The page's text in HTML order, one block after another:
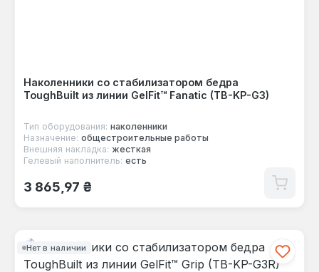
Наколенники со стабилизатором бедра
ToughBuilt из линии GelFit™ Fanatic (TB-KP-G3)
Тип оборудования: наколенники
Назначение: общестроительные работы
Внешняя накладка: жесткая
Гелевый наполнитель: есть
Обычная цена:
3 865,97 ₴
Нет в наличии